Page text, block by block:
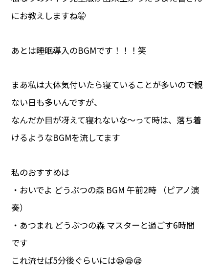
にお教えしますね🤫
あとは睡眠導入のBGMです！！！笑
まあ私は大体気付いたら寝ていることが多いので観
ない日も多いんですが、
なんだか目が冴えて寝れないな〜って時は、落ち着
けるようなBGMを流してます
私のおすすめは
・おいでよ どうぶつの森 BGM 午前2時 （ピアノ演
奏）
・あつまれ どうぶつの森 マスターと過ごす6時間
です
これ流せば5分後ぐらいには😪😪😪